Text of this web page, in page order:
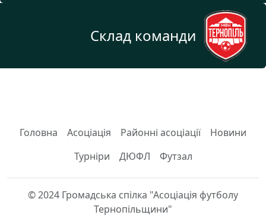
Склад команди
Головна Асоціація Районні асоціації
Новини
Турніри
ДЮФЛ Футзал
© 2024 Громадська спілка "Асоціація футболу
Тернопільщини"